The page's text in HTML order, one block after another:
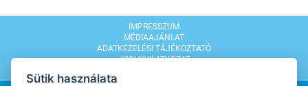
IMPRESSZUM
MÉDIAAJÁNLAT
ADATKEZELÉSI TÁJÉKOZTATÓ
JOGI NYILATKOZAT
Sütik használata